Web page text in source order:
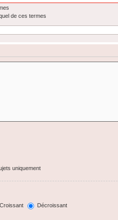
de ces termes
uniquement
Croissant Décroissant